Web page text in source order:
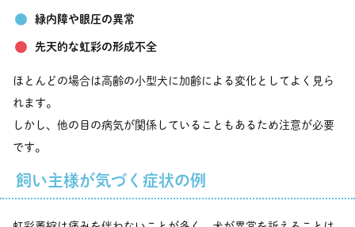
緑内障や眼圧の異常
先天的な虹彩の形成不全
ほとんどの場合は高齢の小型犬に加齢による変化としてよく見ら
れます。
しかし、他の目の病気が関係していることもあるため注意が必要
です。
飼い主様が気づく症状の例